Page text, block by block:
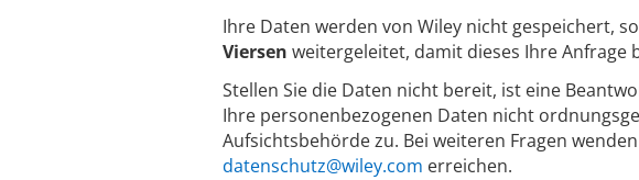
Ihre Daten werden von Wiley nicht gespeichert,
Viersen weitergeleitet, damit dieses Ihre Anfrage
Stellen Sie die Daten nicht bereit, ist eine
Ihre personenbezogenen Daten nicht
Aufsichtsbehörde zu. Bei weiteren Fragen
datenschutz@wiley.com erreichen.